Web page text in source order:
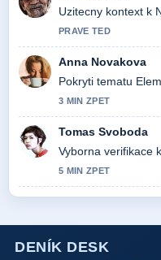
Uzitecny kontext k
PRAVE TED
Anna Novakova
Pokryti tematu
3 MIN ZPET
Tomas Svoboda
Vyborna verifikace
5 MIN ZPET
DENÍK DESK